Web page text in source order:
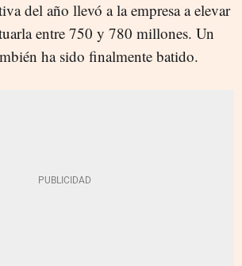
del año llevó a la empresa a elevar
entre 750 y 780 millones. Un
ha sido finalmente batido.